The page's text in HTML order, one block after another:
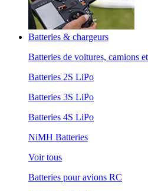
Batteries & chargeurs
Batteries de voitures, camions
Batteries 2S LiPo
Batteries 3S LiPo
Batteries 4S LiPo
NiMH Batteries
Voir tous
Batteries pour avions RC